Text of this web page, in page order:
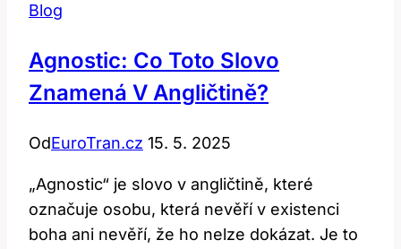
Blog
Agnostic: Co Toto Slovo
Znamená V Angličtině?
OdEuroTran.cz 15. 5. 2025
„Agnostic“ je slovo v angličtině, které
označuje osobu, která nevěří v existenci
boha ani nevěří, že ho nelze dokázat. Je to